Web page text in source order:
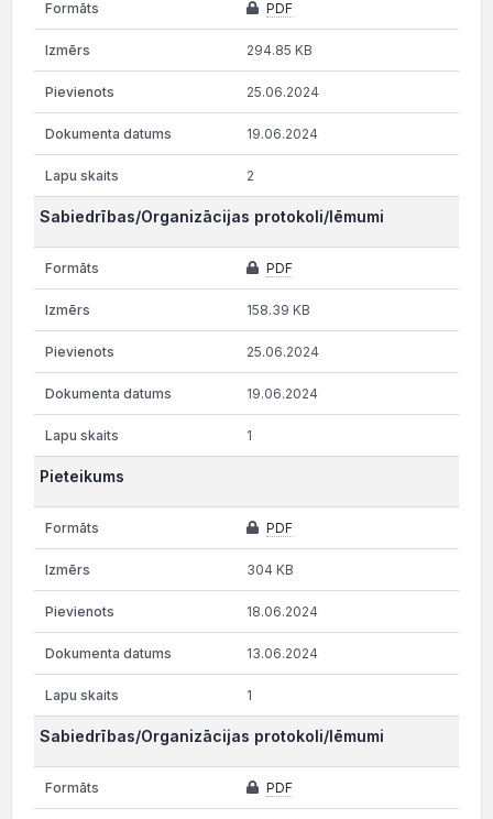
PDF
294.85 KB
25.06.2024
19.06.2024
2
Sabiedrības/Organizācijas protokoli/lēmumi
PDF
158.39 KB
25.06.2024
19.06.2024
1
Pieteikums
PDF
304 KB
18.06.2024
13.06.2024
1
Sabiedrības/Organizācijas protokoli/lēmumi
PDF